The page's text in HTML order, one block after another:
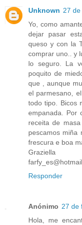
Unknown 27
Yo, como
dejar pasar
queso y con la
comprar uno.. y
lo seguro. La
poquito de
que , aunque
el parmesano,
todo tipo. Bicos
empanada. Por
receita de
pescamos
frescura e boa
Graziella
Responder
Anónimo 27 de
Hola, me